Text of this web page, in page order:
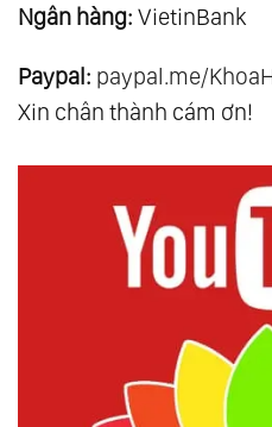
Ngân hàng: VietinBank
Paypal: paypal.me/
Xin chân thành cám ơn!